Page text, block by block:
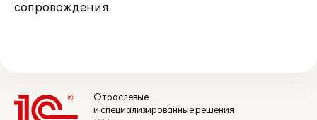
сопровождения.
Отраслевые
и специализированные решения